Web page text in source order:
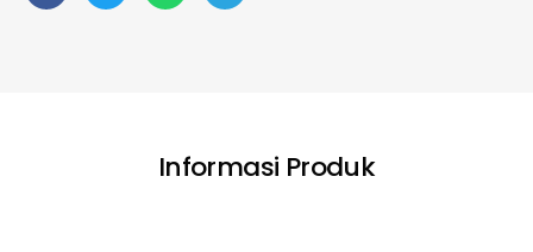
Informasi Produk